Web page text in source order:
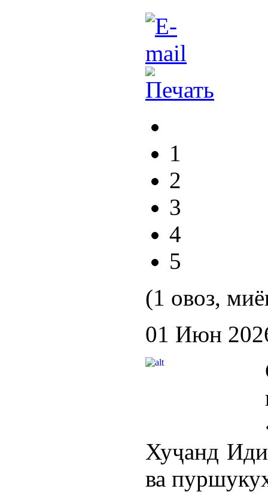
1
2
3
4
5
(1 овоз,
01 Июн
Хуҷанд Иди
ва